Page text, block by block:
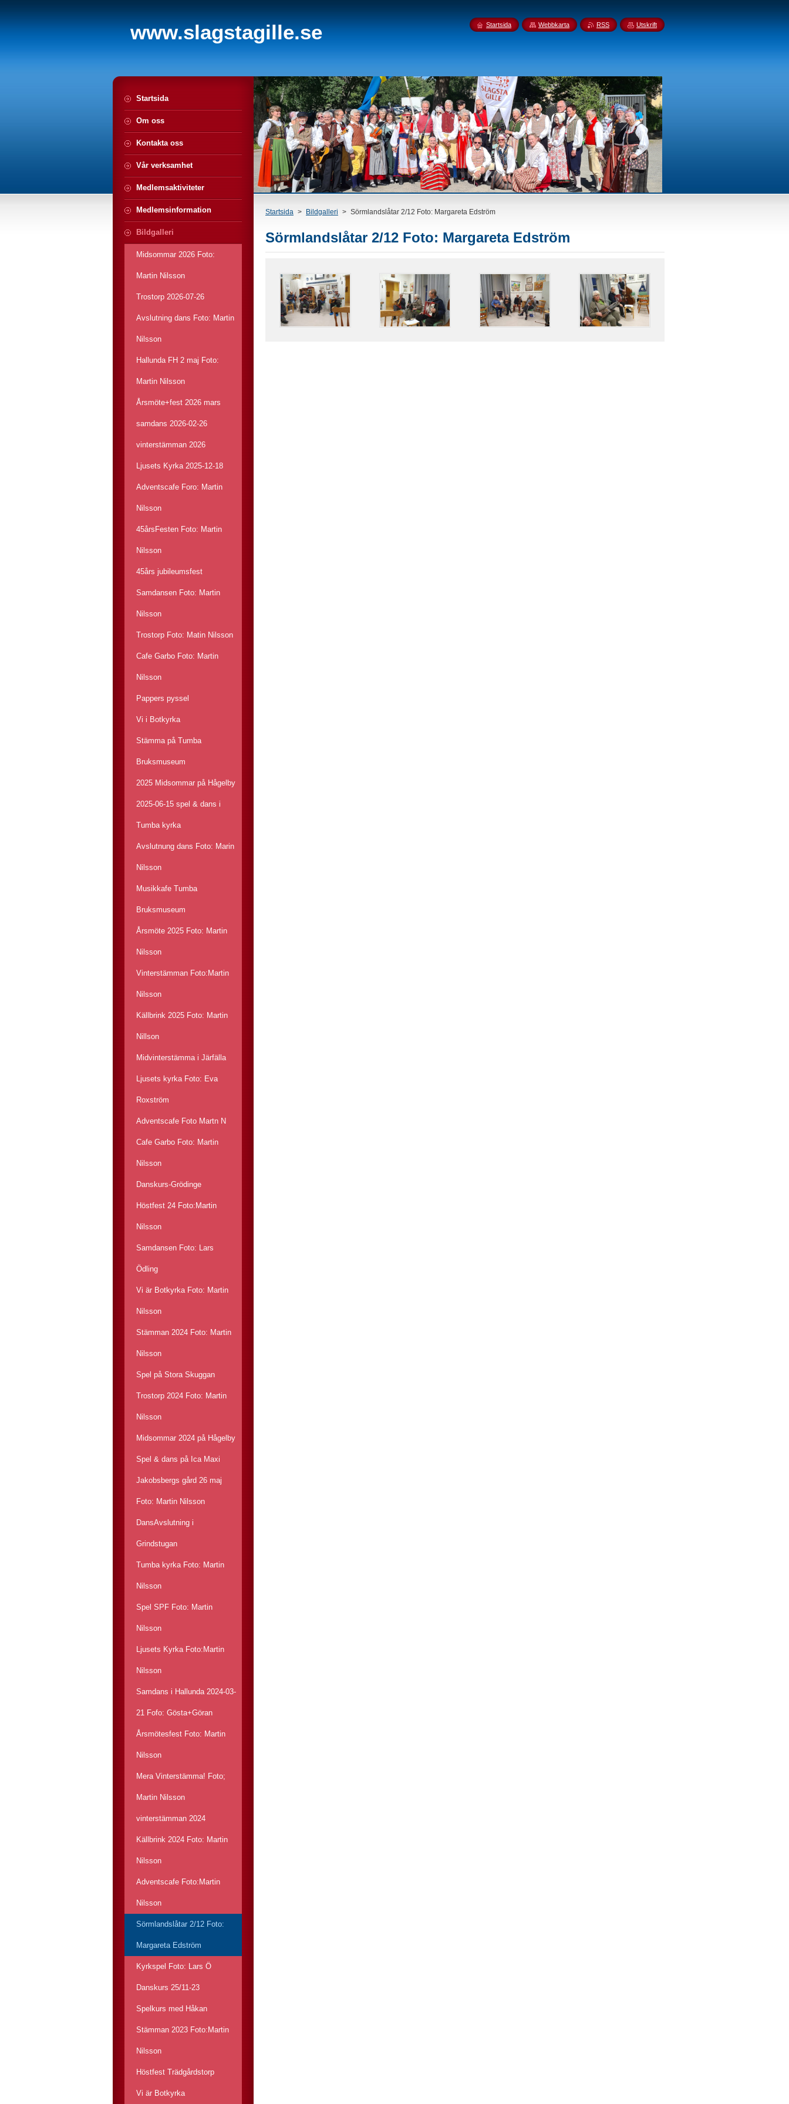
www.slagstagille.se
Startsida > Bildgalleri > Sörmlandslåtar 2/12 Foto: Margareta Edström
Sörmlandslåtar 2/12 Foto: Margareta Edström
Startsida
Om oss
Kontakta oss
Vår verksamhet
Medlemsaktiviteter
Medlemsinformation
Bildgalleri
Midsommar 2026 Foto:
Martin Nilsson
Trostorp 2026-07-26
Avslutning dans Foto: Martin
Nilsson
Hallunda FH 2 maj Foto:
Martin Nilsson
Årsmöte+fest 2026 mars
samdans 2026-02-26
vinterstämman 2026
Ljusets Kyrka 2025-12-18
Adventscafe Foro: Martin
Nilsson
45årsFesten Foto: Martin
Nilsson
45års jubileumsfest
Samdansen Foto: Martin
Nilsson
Trostorp Foto: Matin Nilsson
Cafe Garbo Foto: Martin
Nilsson
Pappers pyssel
Vi i Botkyrka
Stämma på Tumba
Bruksmuseum
2025 Midsommar på Hågelby
2025-06-15 spel & dans i
Tumba kyrka
Avslutnung dans Foto: Marin
Nilsson
Musikkafe Tumba
Bruksmuseum
Årsmöte 2025 Foto: Martin
Nilsson
Vinterstämman Foto:Martin
Nilsson
Källbrink 2025 Foto: Martin
Nillson
Midvinterstämma i Järfälla
Ljusets kyrka Foto: Eva
Roxström
Adventscafe Foto Martn N
Cafe Garbo Foto: Martin
Nilsson
Danskurs-Grödinge
Höstfest 24 Foto:Martin
Nilsson
Samdansen Foto: Lars
Ödling
Vi är Botkyrka Foto: Martin
Nilsson
Stämman 2024 Foto: Martin
Nilsson
Spel på Stora Skuggan
Trostorp 2024 Foto: Martin
Nilsson
Midsommar 2024 på Hågelby
Spel & dans på Ica Maxi
Jakobsbergs gård 26 maj
Foto: Martin Nilsson
DansAvslutning i
Grindstugan
Tumba kyrka Foto: Martin
Nilsson
Spel SPF Foto: Martin
Nilsson
Ljusets Kyrka Foto:Martin
Nilsson
Samdans i Hallunda 2024-03-
21 Fofo: Gösta+Göran
Årsmötesfest Foto: Martin
Nilsson
Mera Vinterstämma! Foto;
Martin Nilsson
vinterstämman 2024
Källbrink 2024 Foto: Martin
Nilsson
Adventscafe Foto:Martin
Nilsson
Sörmlandslåtar 2/12 Foto:
Margareta Edström
Kyrkspel Foto: Lars Ö
Danskurs 25/11-23
Spelkurs med Håkan
Stämman 2023 Foto:Martin
Nilsson
Höstfest Trädgårdstorp
Vi är Botkyrka
Startsida Webbkarta RSS Utskrift